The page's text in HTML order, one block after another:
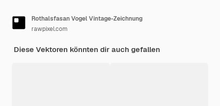
Rothalsfasan Vogel Vintage-Zeichnung
rawpixel.com
Diese Vektoren könnten dir auch gefallen